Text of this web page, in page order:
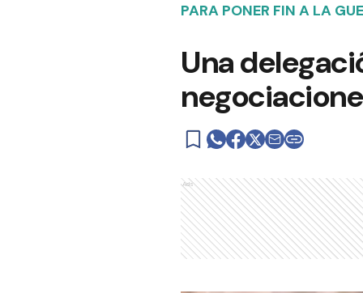
PARA PONER FIN A LA
Una
Ads